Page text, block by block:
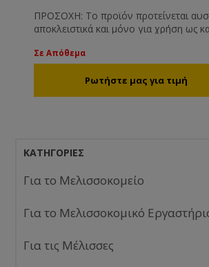
ΠΡΟΣΟΧΗ: Το προϊόν προτείνεται
αποκλειστικά και μόνο για χρήση ως
αρμόδιες υπηρεσίες. Το προϊόν δεν
αναγραφόμενων στην ετικέτα του.
Σε Απόθεμα
ΚΑΤΗΓΟΡΊΕΣ
Για το Μελισσοκομείο
Για το Μελισσοκομικό
Για τις Μέλισσες